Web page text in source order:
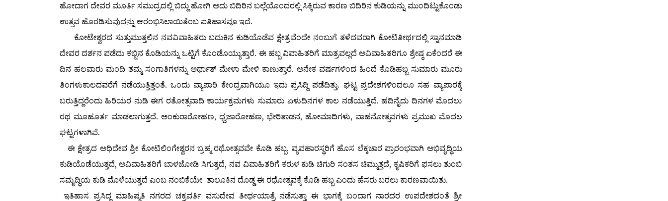
ಹೋದಾಗ ದೇವರ ಮೂರ್ತಿ ಸಮುದ್ರದಲ್ಲಿ ಬಿದ್ದು ಹೋಗಿ ಅದು ಬಿದಿರಿನ ಬಲ್ಲೆಯೊಂದರಲ್ಲಿ ಸಿಕ್ಕಿರುವ ಕಾರಣ ಬಿದಿರಿನ ಕುಡಿಯನ್ನು ಮುಂದಿಟ್ಟುಕೊಂಡು
ಉತ್ಸವ ಹೊರಡಿಸುವುದನ್ನು ಆರಂಭಿಸಿಲಾಯಿತೆಂಬ ಐತಿಹಾಸವೂ ಇದೆ.
ಕೋಟೇಶ್ವರದ ಸುತ್ತುಮುತ್ತಲಿನ ನವವಿವಾಹಿತರು ಬದುಕಿನ ಕುಡಿಯೊಡೆವ ಕ್ಷೇತ್ರವೆಂದೇ ನಂಬುಗೆ ತಳೆದವರಾಗಿ ಕೋಟಿತೀರ್ಥದಲ್ಲಿ ಸ್ನಾನಮಾಡಿ
ದೇವರ ದರ್ಶನ ಪಡೆದು ಕಬ್ಬಿನ ಕೊಡಿಯನ್ನು ಒಟ್ಟಿಗೆ ಕೊಂಡೊಯ್ಯುತ್ತಾರೆ. ಈ ಹಬ್ಬ ವಿವಾಹಿತರಿಗೆ ಮಾತ್ರವಲ್ಲದೆ ಅವಿವಾಹಿತರಿಗೂ ಶ್ರೇಷ್ಠ ಏಕೆಂದರೆ ಈ
ದಿನ ಹಲವಾರು ಮಂದಿ ತಮ್ಮ ಸಂಗಾತಿಗಳನ್ನು ಅರ್ಥಾತ್ ಮೇಳಾ ಮೇಳಿ ಕಾಣುತ್ತಾರೆ. ಅನೇಕ ವರ್ಷಗಳಿಂದ ಹಿಂದೆ ಕೊಡಿಹಬ್ಬ ಸುಮಾರು ಮೂರು
ತಿಂಗಳುಕಾಲದವರೆಗೆ ನಡೆಯುತ್ತಿತ್ತಂತೆ. ಒಂದು ವ್ಯಾಪಾರಿ ಕೇಂದ್ರವಾಗಿಯೂ ಇದು ಪ್ರಸಿದ್ದಿ ಪಡೆದಿತ್ತು. ಘಟ್ಟ ಪ್ರದೇಶಗಳಿಂದಲೂ ಸಹ ವ್ಯಾಪಾರಕ್ಕೆ
ಬರುತ್ತಿದ್ದರೆಂದು ಹಿರಿಯರ ನುಡಿ ಈಗ ರತೋತ್ಸವಾದಿ ಕಾರ್ಯಕ್ರಮಗಳು ಸುಮಾರು ಏಳುದಿನಗಳ ಕಾಲ ನಡೆಯುತ್ತಿದೆ. ಹದಿನೈದು ದಿನಗಳ ಮೊದಲು
ರಥ ಮೂಹೂರ್ತ ಮಾಡಲಾಗುತ್ತದೆ. ಅಂಕುರಾರೋಹಣ, ಧ್ವಜಾರೋಹಣ, ಭೇರಿತಾಡನ, ಹೋಮಾದಿಗಳು, ವಾಹನೋತ್ಸವಗಳು ಪ್ರಮುಖ ಮೊದಲ
ಘಟ್ಟಗಳಾಗಿವೆ.
ಈ ಕ್ಷೇತ್ರದ ಅಧಿದೇವ ಶ್ರೀ ಕೋಟಿಲಿಂಗೇಶ್ವರನ ಬ್ರಹ್ಮ ರಥೋತ್ಸವವೇ ಕೊಡಿ ಹಬ್ಬ. ವ್ಯವಹಾರಸ್ಥರಿಗೆ ಹೊಸ ಲೆಕ್ಕಚಾರ ಪ್ರಾರಂಭವಾಗಿ ಅಭಿವೃದ್ಧಿಯ
ಕುಡಿಯೊಡೆಯುತ್ತದೆ, ಅವಿವಾಹಿತರಿಗೆ ಬಾಳಜೋಡಿ ಸಿಗುತ್ತದೆ, ನವ ವಿವಾಹಿತರಿಗೆ ಕರುಳ ಕುಡಿ ಚಿಗುರಿ ಸಂತಸ ಚಿಮ್ಮುತ್ತದೆ, ಕೃಷಿಕರಿಗೆ ಫಸಲು ತುಂಬಿ
ಸಮೃದ್ಧಿಯ ಕುಡಿ ಮೊಳೆಯುತ್ತದೆ ಎಂಬ ನಂಬಿಕೆಯೇ ತಾಲೂಕಿನ ದೊಡ್ಡ ಈ ರಥೋತ್ಸವಕ್ಕೆ ಕೊಡಿ ಹಬ್ಬ ಎಂದು ಹೆಸರು ಬರಲು ಕಾರಣವಾಯಿತು.
ಇತಿಹಾಸ ಪ್ರಸಿದ್ದ ಮಾಹಿಷ್ಮತಿ ನಗರದ ಚಕ್ರವರ್ತಿ ವಸುದೇವ ತೀರ್ಥಯಾತ್ರೆ ನಡೆಸುತ್ತಾ ಈ ಭಾಗಕ್ಕೆ ಬಂದಾಗ ನಾರದರ ಉಪದೇಶದಂತೆ ಶ್ರೀ